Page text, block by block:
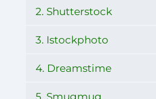
2. Shutterstock
3. Istockphoto
4. Dreamstime